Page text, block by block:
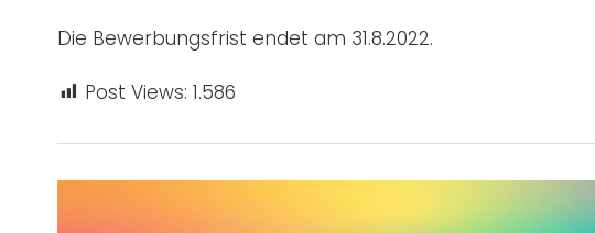
Die Bewerbungsfrist endet am 31.8.2022.
Post Views: 1.586